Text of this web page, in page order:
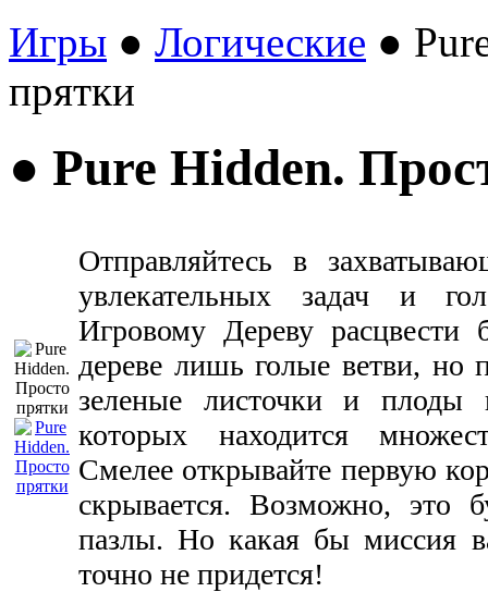
Игры ● Логические ●
прятки
● Pure Hidden.
Отправляйтесь в
увлекательных задач и
Игровому Дереву
дереве лишь голые ветви, но
зеленые листочки и плоды
которых находится
Смелее открывайте первую
скрывается. Возможно, это
пазлы. Но какая бы миссия
точно не придется!